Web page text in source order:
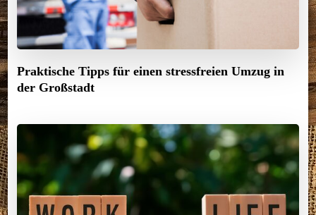
Praktische Tipps für einen stressfreien Umzug in
der Großstadt